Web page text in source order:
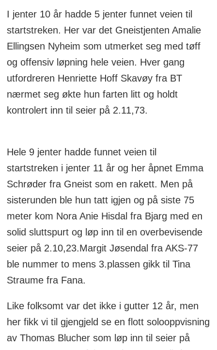
I jenter 10 år hadde 5 jenter funnet veien til
startstreken. Her var det Gneistjenten Amalie
Ellingsen Nyheim som utmerket seg med tøff
og offensiv løpning hele veien. Hver gang
utfordreren Henriette Hoff Skavøy fra BT
nærmet seg økte hun farten litt og holdt
kontrolert inn til seier på 2.11,73.
Hele 9 jenter hadde funnet veien til
startstreken i jenter 11 år og her åpnet Emma
Schrøder fra Gneist som en rakett. Men på
sisterunden ble hun tatt igjen og på siste 75
meter kom Nora Anie Hisdal fra Bjarg med en
solid sluttspurt og løp inn til en overbevisende
seier på 2.10,23.Margit Jøsendal fra AKS-77
ble nummer to mens 3.plassen gikk til Tina
Straume fra Fana.
Like folksomt var det ikke i gutter 12 år, men
her fikk vi til gjengjeld se en flott solooppvisning
av Thomas Blucher som løp inn til seier på